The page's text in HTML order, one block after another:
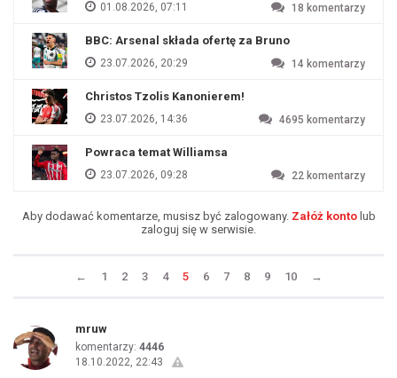
01.08.2026, 07:11 18 komentarzy
BBC: Arsenal składa ofertę za Bruno
23.07.2026, 20:29 14 komentarzy
Christos Tzolis Kanonierem!
23.07.2026, 14:36 4695 komentarzy
Powraca temat Williamsa
23.07.2026, 09:28 22 komentarzy
Aby dodawać komentarze, musisz być zalogowany. Załóż kontolub
zaloguj się w serwisie.
← 1 2 3 4 5 6 7 8 9 10 →
mruw
komentarzy: 4446
18.10.2022, 22:43